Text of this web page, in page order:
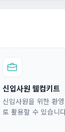
신입사원 웰컴키트
신입사원을 위한 환
로 활용할 수 있습니